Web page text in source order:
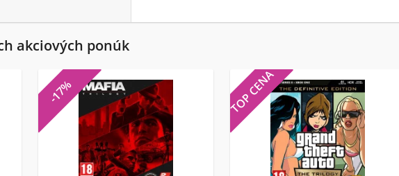
akciových ponúk
-17% TOP CENA